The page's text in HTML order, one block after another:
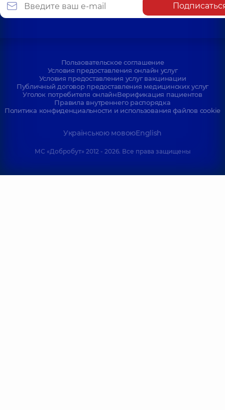
Пользовательское соглашение
Условия предоставления онлайн услуг
Условия предоставления услуг вакцинации
Публичный договор предоставления медицинских услуг
Уголок потребителя онлайнВерификация пациентов
Правила внутреннего распорядка
Политика конфиденциальности и использования файлов cookie
Українською мовоюEnglish
МС «Добробут» 2012 - 2026. Все права защищены